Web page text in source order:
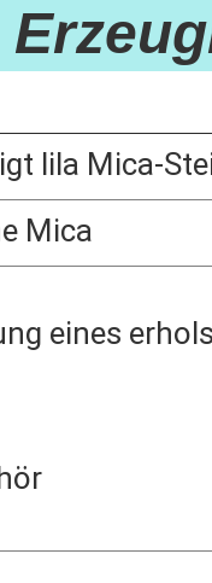
lila Mica-
Mica
eines